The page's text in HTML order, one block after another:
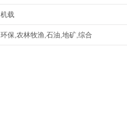
机载
环保,农林牧渔,石油,地矿,综合